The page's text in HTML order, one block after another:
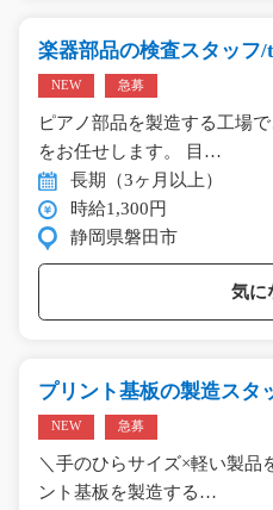
楽器部品の検査スタッフ/
NEW 急募
ピアノ部品を製造する工場
をお任せします。 目…
長期（3ヶ月以上）
時給1,300円
静岡県磐田市
気に
プリント基板の製造スタ
NEW 急募
＼手のひらサイズ×軽い製品
ント基板を製造する…